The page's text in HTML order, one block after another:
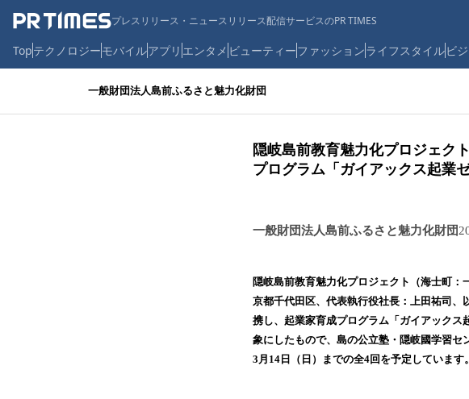
プレスリリース・ニュースリリース配信サービスのPR TIMES
Topテクノロジーモバイルアプリ エンタメ ビューティーファッションライフスタイルビ
一般財団法人島前ふるさと魅力化財団
隠岐島前教育魅力化プロジェク
プログラム「ガイアックス起業
一般財団法人島前ふるさと魅力化財団
隠岐島前教育魅力化プロジェクト（海士町
京都千代田区、代表執行役社長：上田祐司
携し、起業家育成プログラム「ガイアック
象にしたもので、島の公立塾・隠岐國学習セ
3月14日（日）までの全4回を予定しています。